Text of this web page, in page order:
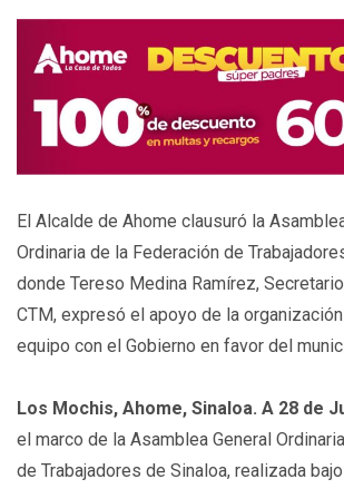
El Alcalde de Ahome clausuró la
Ordinaria de la Federación de
donde Tereso Medina Ramírez,
CTM, expresó el apoyo de la
equipo con el Gobierno en favor del
Los Mochis, Ahome, Sinaloa. A 28 de
el marco de la Asamblea General
de Trabajadores de Sinaloa, realizada